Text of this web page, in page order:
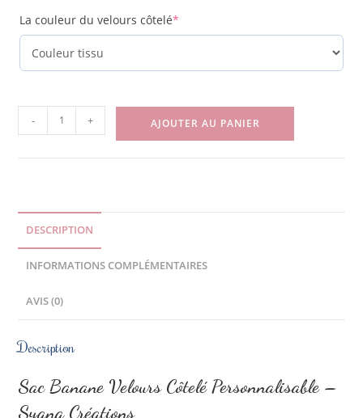
La couleur du velours côtelé*
- + AJOUTER AU PANIER
DESCRIPTION
INFORMATIONS COMPLÉMENTAIRES
AVIS (0)
Description
Sac Banane Velours Côtelé Personnalisable –
Syana Créations